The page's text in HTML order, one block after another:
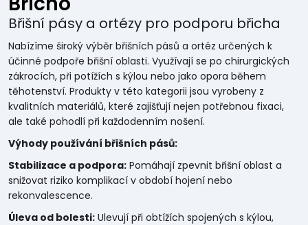
Břišní pásy a ortézy pro podporu břicha
Nabízíme široký výběr břišních pásů a ortéz určených k
účinné podpoře břišní oblasti. Využívají se po chirurgických
zákrocích, při potížích s kýlou nebo jako opora během
těhotenství. Produkty v této kategorii jsou vyrobeny z
kvalitních materiálů, které zajišťují nejen potřebnou fixaci,
ale také pohodlí při každodenním nošení.
Výhody používání břišních pásů:
Stabilizace a podpora: Pomáhají zpevnit břišní oblast a
snižovat riziko komplikací v období hojení nebo
rekonvalescence.
Úleva od bolesti: Ulevují při obtížích spojených s kýlou,